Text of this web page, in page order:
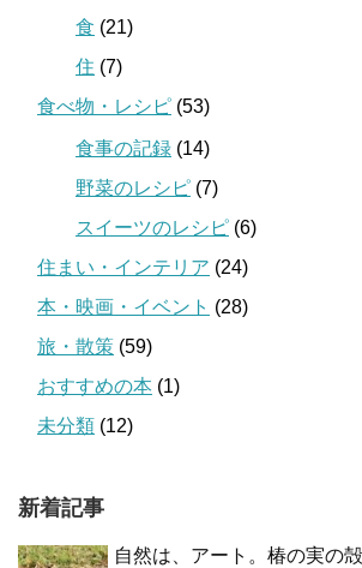
食 (21)
住 (7)
食べ物・レシピ (53)
食事の記録 (14)
野菜のレシピ (7)
スイーツのレシピ (6)
住まい・インテリア (24)
本・映画・イベント (28)
旅・散策 (59)
おすすめの本 (1)
未分類 (12)
新着記事
自然は、アート。椿の実の